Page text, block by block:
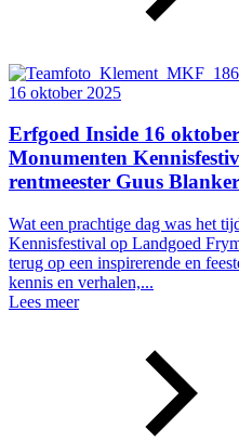
16 oktober 2025
Erfgoed Inside 16
Monumenten
rentmeester Guus
Wat een prachtige dag was het
Kennisfestival op Landgoed
terug op een inspirerende en
kennis en verhalen,...
Lees meer